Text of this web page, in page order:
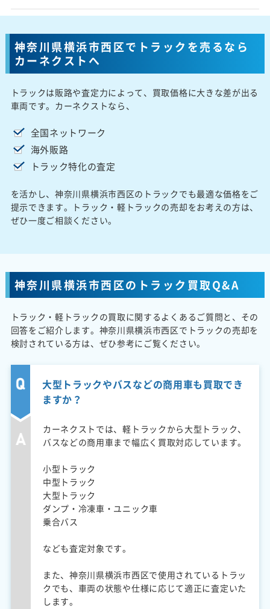
神奈川県横浜市西区でトラックを売るなら
カーネクストへ
トラックは販路や査定力によって、買取価格に大きな差が出る
車両です。カーネクストなら、
全国ネットワーク
海外販路
トラック特化の査定
を活かし、神奈川県横浜市西区のトラックでも最適な価格をご
提示できます。トラック・軽トラックの売却をお考えの方は、
ぜひ一度ご相談ください。
神奈川県横浜市西区のトラック買取Q&A
トラック・軽トラックの買取に関するよくあるご質問と、その
回答をご紹介します。神奈川県横浜市西区でトラックの売却を
検討されている方は、ぜひ参考にご覧ください。
大型トラックやバスなどの商用車も買取でき
ますか？
カーネクストでは、軽トラックから大型トラック、
バスなどの商用車まで幅広く買取対応しています。
小型トラック
中型トラック
大型トラック
ダンプ・冷凍車・ユニック車
乗合バス
なども査定対象です。
また、神奈川県横浜市西区で使用されているトラッ
クでも、車両の状態や仕様に応じて適正に査定いた
します。